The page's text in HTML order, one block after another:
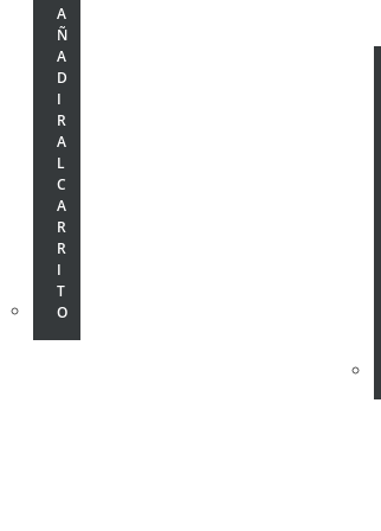
A
Ñ
A
D
I
R
A
L
C
A
R
R
I
T
O